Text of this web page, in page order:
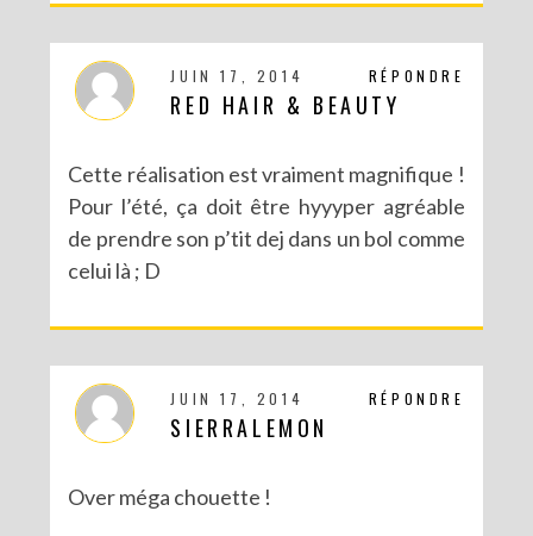
RÉPONDRE
JUIN 17, 2014
RED HAIR & BEAUTY
Cette réalisation est vraiment magnifique !
Pour l’été, ça doit être hyyyper agréable
de prendre son p’tit dej dans un bol comme
celui là ; D
RÉPONDRE
JUIN 17, 2014
SIERRALEMON
Over méga chouette !